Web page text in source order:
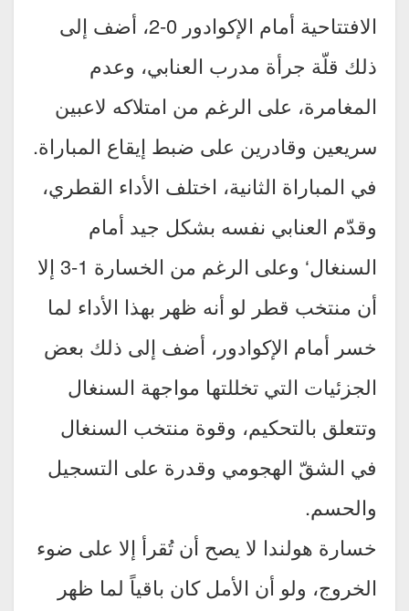
الافتتاحية أمام الإكوادور 0-2، أضف إلى
ذلك قلّة جرأة مدرب العنابي، وعدم
المغامرة، على الرغم من امتلاكه لاعبين
سريعين وقادرين على ضبط إيقاع المباراة.
في المباراة الثانية، اختلف الأداء القطري،
وقدّم العنابي نفسه بشكل جيد أمام
السنغال‘ وعلى الرغم من الخسارة 1-3 إلا
أن منتخب قطر لو أنه ظهر بهذا الأداء لما
خسر أمام الإكوادور، أضف إلى ذلك بعض
الجزئيات التي تخللتها مواجهة السنغال
وتتعلق بالتحكيم، وقوة منتخب السنغال
في الشقّ الهجومي وقدرة على التسجيل
والحسم.
خسارة هولندا لا يصح أن تُقرأ إلا على ضوء
الخروج، ولو أن الأمل كان باقياً لما ظهر